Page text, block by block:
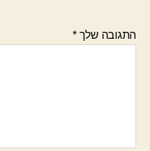
התגובה שלך*